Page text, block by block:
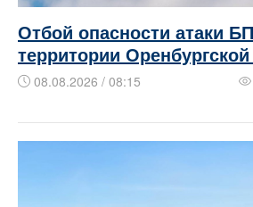
Отбой опасности атаки
территории
08.08.2026 / 08:15